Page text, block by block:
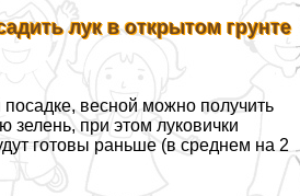
лук в открытом грунте
весной можно получить
зелень, при этом луковички
готовы раньше (в среднем на 2